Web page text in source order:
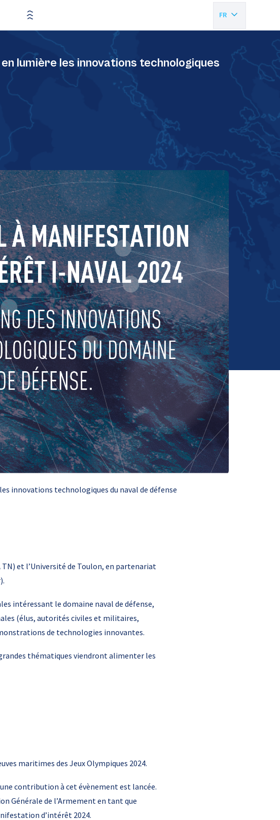
FR
lumière les innovations technologiques
innovations technologiques du naval de défense
TN) et l’Université de Toulon, en partenariat
intéressant le domaine naval de défense,
(élus, autorités civiles et militaires,
de technologies innovantes.
thématiques viendront alimenter les
maritimes des Jeux Olympiques 2024.
contribution à cet évènement est lancée.
Générale de l’Armement en tant que
d’intérêt 2024.